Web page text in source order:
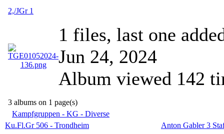
2,/JGr 1
1 files, last one
Jun 24, 2024
Album viewed 142
3 albums on 1 page(s)
Kampfgruppen - KG - Diverse
Ku.Fl.Gr 506 - Trondheim
Anton Gabler 3